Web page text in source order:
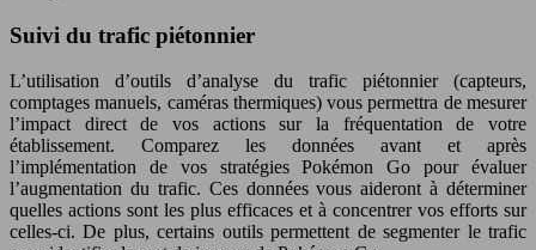
Suivi du trafic piétonnier
L’utilisation d’outils d’analyse du trafic piétonnier (capteurs,
comptages manuels, caméras thermiques) vous permettra de mesurer
l’impact direct de vos actions sur la fréquentation de votre
établissement. Comparez les données avant et après
l’implémentation de vos stratégies Pokémon Go pour évaluer
l’augmentation du trafic. Ces données vous aideront à déterminer
quelles actions sont les plus efficaces et à concentrer vos efforts sur
celles-ci. De plus, certains outils permettent de segmenter le trafic